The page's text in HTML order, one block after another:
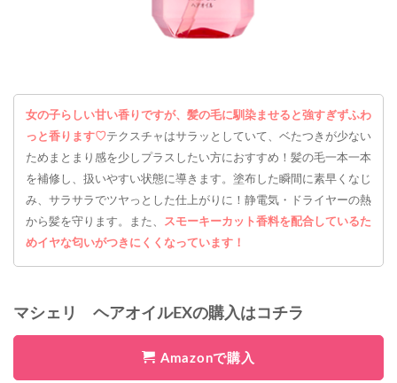
女の子らしい甘い香りですが、髪の毛に馴染ませると強すぎずふわ
っと香ります♡テクスチャはサラッとしていて、ベたつきが少ない
ためまとまり感を少しプラスしたい方におすすめ！髪の毛一本一本
を補修し、扱いやすい状態に導きます。塗布した瞬間に素早くなじ
み、サラサラでツヤっとした仕上がりに！静電気・ドライヤーの熱
から髪を守ります。また、
スモーキーカット香料を配合しているた
めイヤな匂いがつきにくくなっています！
マシェリ ヘアオイルEXの購入はコチラ
Amazonで購入